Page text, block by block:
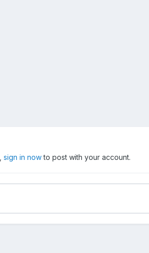
sign in nowto post with your account.